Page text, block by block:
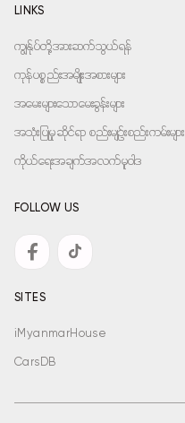
LINKS
ကျွန်ုပ်တို့အားဆက်သွယ်ရန်
ကုန်ပစ္စည်းအမျိုးအစားများ
အမေးများသောမေးခွန်းများ
အသုံးပြုမှုဆိုင်ရာ စည်းမျဉ်းစည်းကမ်းများ
ကိုယ်ရေးအချက်အလက်မူဝါဒ
FOLLOW US
SITES
iMyanmarHouse
CarsDB